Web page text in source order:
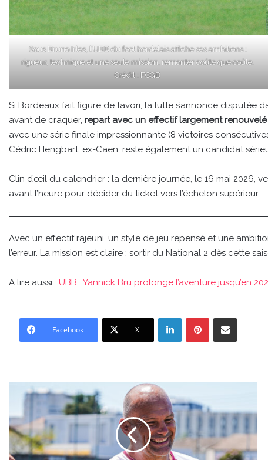
Sous Bruno Irles, l’UBB du foot bordelais affiche ses ambitions :
rigueur, technique et une seule mission, remonter coûte que coûte.
Crédit : FCGB
Si Bordeaux fait figure de favori, la lutte s’annonce disputée
avant de craquer, repart avec un effectif largement
avec une série finale impressionnante (8 victoires
Cédric Hengbart, ex-Caen, reste également un candidat
Clin d’œil du calendrier : la dernière journée, le 16 mai 2026,
avant l’heure pour décider du ticket vers l’échelon supérieur.
Avec un effectif rajeuni, un style de jeu repensé et une
l’erreur. La mission est claire : sortir du National 2 dès cette
A lire aussi : UBB : Yannick Bru prolonge l’aventure jusqu’en
Facebook X
LinkedinPinterestPartager par email
Bru
prolonge
l’aventure